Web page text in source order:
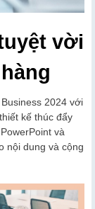
vời
2024 với
kế thúc đẩy
và
nội dung và cộng